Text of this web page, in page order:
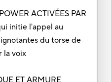
ACTIVÉES PAR
initie l'appel au
du torse de
la voix
ET ARMURE